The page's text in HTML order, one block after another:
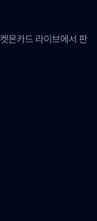
몬카드 라이브에서 판